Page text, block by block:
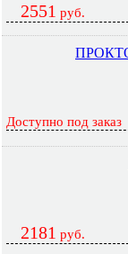
2551 руб.
Доступно под заказ
2181 руб.